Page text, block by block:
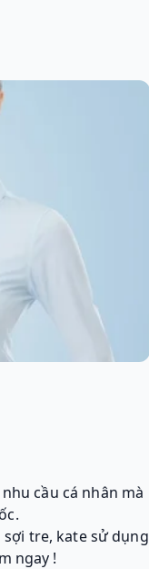
cầu cá nhân mà
sợi tre, kate sử dụng
ngay !